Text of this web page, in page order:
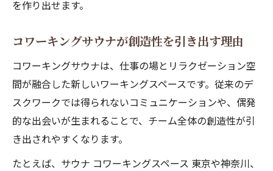
を作り出せます。
コワーキングサウナが創造性を引き出す理由
コワーキングサウナは、仕事の場とリラクゼーション空
間が融合した新しいワーキングスペースです。従来のデ
スクワークでは得られないコミュニケーションや、偶発
的な出会いが生まれることで、チーム全体の創造性が引
き出されやすくなります。
たとえば、サウナ コワーキングスペース 東京や神奈川、